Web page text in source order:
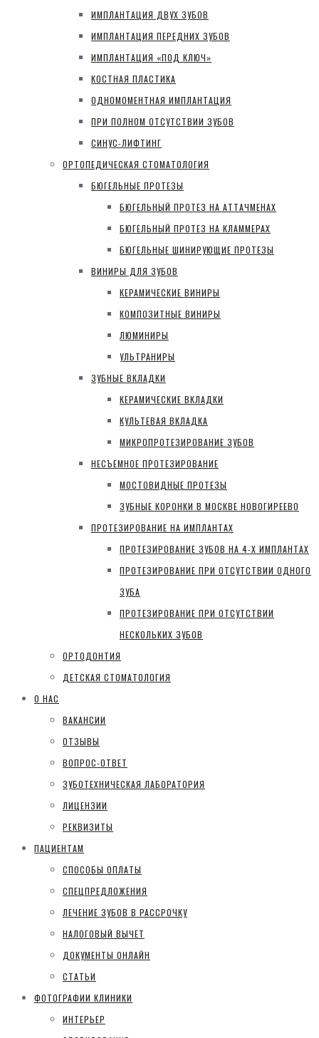
ИМПЛАНТАЦИЯ ДВУХ ЗУБОВ
ИМПЛАНТАЦИЯ ПЕРЕДНИХ ЗУБОВ
ИМПЛАНТАЦИЯ «ПОД КЛЮЧ»
КОСТНАЯ ПЛАСТИКА
ОДНОМОМЕНТНАЯ ИМПЛАНТАЦИЯ
ПРИ ПОЛНОМ ОТСУТСТВИИ ЗУБОВ
СИНУС-ЛИФТИНГ
ОРТОПЕДИЧЕСКАЯ СТОМАТОЛОГИЯ
БЮГЕЛЬНЫЕ ПРОТЕЗЫ
БЮГЕЛЬНЫЙ ПРОТЕЗ НА АТТАЧМЕНАХ
БЮГЕЛЬНЫЙ ПРОТЕЗ НА КЛАММЕРАХ
БЮГЕЛЬНЫЕ ШИНИРУЮЩИЕ ПРОТЕЗЫ
ВИНИРЫ ДЛЯ ЗУБОВ
КЕРАМИЧЕСКИЕ ВИНИРЫ
КОМПОЗИТНЫЕ ВИНИРЫ
ЛЮМИНИРЫ
УЛЬТРАНИРЫ
ЗУБНЫЕ ВКЛАДКИ
КЕРАМИЧЕСКИЕ ВКЛАДКИ
КУЛЬТЕВАЯ ВКЛАДКА
МИКРОПРОТЕЗИРОВАНИЕ ЗУБОВ
НЕСЪЕМНОЕ ПРОТЕЗИРОВАНИЕ
МОСТОВИДНЫЕ ПРОТЕЗЫ
ЗУБНЫЕ КОРОНКИ В МОСКВЕ НОВОГИРЕЕВО
ПРОТЕЗИРОВАНИЕ НА ИМПЛАНТАХ
ПРОТЕЗИРОВАНИЕ ЗУБОВ НА 4-Х ИМПЛАНТАХ
ПРОТЕЗИРОВАНИЕ ПРИ ОТСУТСТВИИ ОДНОГО
ЗУБА
ПРОТЕЗИРОВАНИЕ ПРИ ОТСУТСТВИИ
НЕСКОЛЬКИХ ЗУБОВ
ОРТОДОНТИЯ
ДЕТСКАЯ СТОМАТОЛОГИЯ
О НАС
ВАКАНСИИ
ОТЗЫВЫ
ВОПРОС-ОТВЕТ
ЗУБОТЕХНИЧЕСКАЯ ЛАБОРАТОРИЯ
ЛИЦЕНЗИИ
РЕКВИЗИТЫ
ПАЦИЕНТАМ
СПОСОБЫ ОПЛАТЫ
СПЕЦПРЕДЛОЖЕНИЯ
ЛЕЧЕНИЕ ЗУБОВ В РАССРОЧКУ
НАЛОГОВЫЙ ВЫЧЕТ
ДОКУМЕНТЫ ОНЛАЙН
СТАТЬИ
ФОТОГРАФИИ КЛИНИКИ
ИНТЕРЬЕР